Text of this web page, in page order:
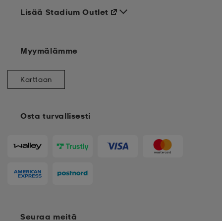
Osta turvallisesti
Lisää Stadium Outlet
Myymälämme
Karttaan
Seuraa meitä